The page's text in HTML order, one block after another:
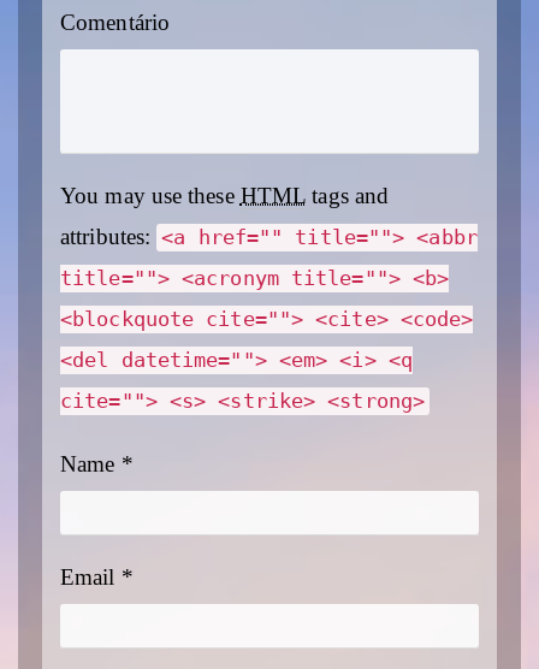
Comentário
You may use these HTML tags and
attributes: <a href="" title=""> <abbr
title=""> <acronym title=""> <b>
<blockquote cite=""> <cite> <code>
<del datetime=""> <em> <i> <q
cite=""> <s> <strike> <strong>
Name *
Email *